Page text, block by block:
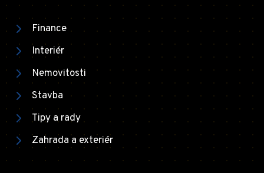
Finance
Interiér
Nemovitosti
Stavba
Tipy a rady
Zahrada a exteriér